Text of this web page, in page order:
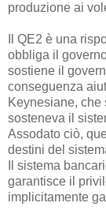
produzione ai
Il QE2 è una
obbliga il
sostiene il
conseguenza
Keynesiane, che
sosteneva il
Assodato ciò,
destini del
Il sistema
garantisce il
implicitamente